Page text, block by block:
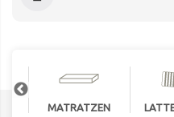
MATRATZEN